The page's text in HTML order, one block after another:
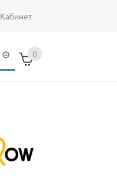
(link sends e-mail)
Кабинет
0